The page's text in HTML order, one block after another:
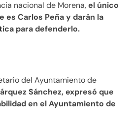
nacional de Morena,el único
es Carlos Peña y darán la
para defenderlo.
del Ayuntamiento de
Sánchez, expresó que
en el Ayuntamiento de